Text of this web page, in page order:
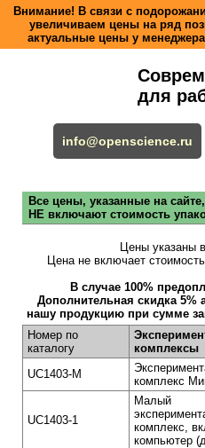
Внимание! В связи с
увеличиваем цены на ряд
актуальные цены у
для
info@openscience.ru
Все цены, указанные на
НЕ включают стоимость
Цены указаны
Цена не включает
В случае 100%
Дополнительная скидка 5%
нашу продукцию при сумме
Номер по
каталогу
комплексы
UC1403-M
комплекс
UC1403-1
Малый
комплекс,
компьютер